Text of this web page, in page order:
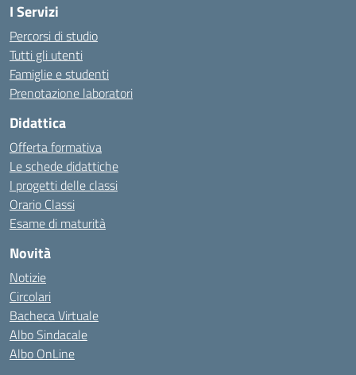
I Servizi
Percorsi di studio
Tutti gli utenti
Famiglie e studenti
Prenotazione laboratori
Didattica
Offerta formativa
Le schede didattiche
I progetti delle classi
Orario Classi
Esame di maturità
Novità
Notizie
Circolari
Bacheca Virtuale
Albo Sindacale
Albo OnLine